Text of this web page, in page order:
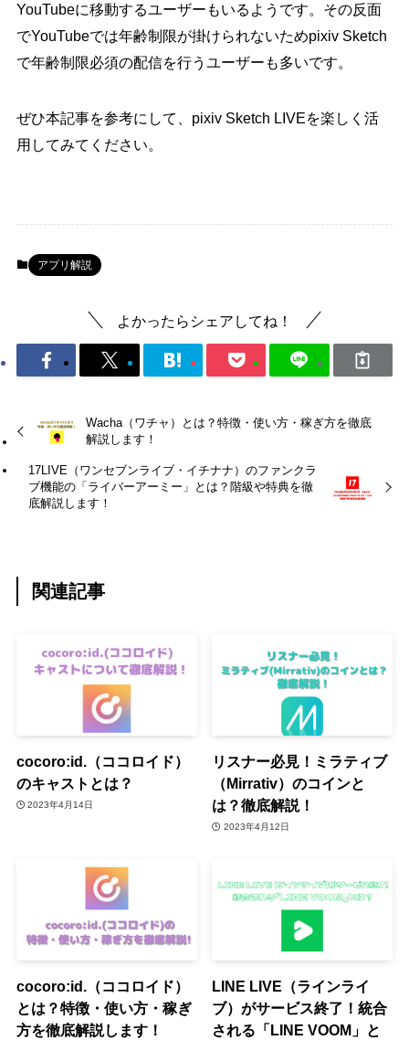
YouTubeに移動するユーザーもいるようです。その反面
でYouTubeでは年齢制限が掛けられないためpixiv Sketch
で年齢制限必須の配信を行うユーザーも多いです。
ぜひ本記事を参考にして、pixiv Sketch LIVEを楽しく活
用してみてください。
アプリ解説
よかったらシェアしてね！
Wacha（ワチャ）とは？特徴・使い方・稼ぎ方を徹底
解説します！
17LIVE（ワンセブンライブ・イチナナ）のファンクラ
ブ機能の「ライバーアーミー」とは？階級や特典を徹
底解説します！
関連記事
cocoro:id.（ココロイド）
のキャストとは？
2023年4月14日
リスナー必見！ミラティブ
（Mirrativ）のコインと
は？徹底解説！
2023年4月12日
cocoro:id.（ココロイド）
とは？特徴・使い方・稼ぎ
方を徹底解説します！
LINE LIVE（ラインライ
ブ）がサービス終了！統合
される「LINE VOOM」と